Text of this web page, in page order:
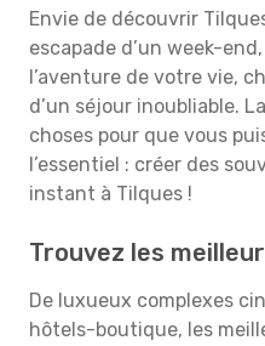
Envie de découvrir
escapade d’un week-
l’aventure de votre vie,
d’un séjour inoubliable.
choses pour que vous
l’essentiel : créer des
instant à Tilques !
Trouvez les
De luxueux complexes
hôtels-boutique, les